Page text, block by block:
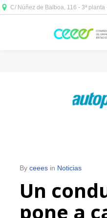
C/ Núñez de Balboa, 116 - 3ª
By ceees in Noticias
Un
pone a